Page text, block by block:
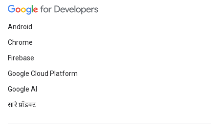
Android
Chrome
Firebase
Google Cloud Platform
Google AI
सारे प्रॉडक्ट